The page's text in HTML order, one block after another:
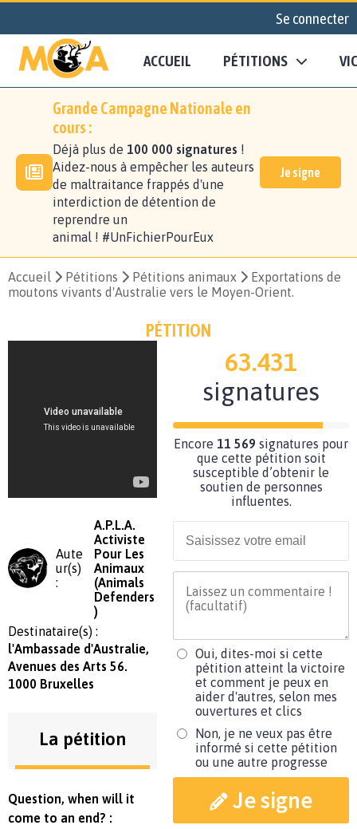
Se connecter
ACCUEIL PÉTITIONS
Grande Campagne Nationale en
cours :
Déjà plus de 100 000 signatures !
Aidez-nous à empêcher les auteurs
de maltraitance frappés d'une
interdiction de détention de
reprendre un
animal ! #UnFichierPourEux
Je signe
Accueil Pétitions Pétitions animaux
Exportations de
moutons vivants d'Australie vers le Moyen-Orient.
PÉTITION
Aute
ur(s)
:
A.P.L.A.
Activiste
Pour Les
Animaux
(Animals
Defenders
)
Destinataire(s) :
l'Ambassade d'Australie,
Avenues des Arts 56.
1000 Bruxelles
La pétition
Question, when will it
come to an end? :
63.431
signatures
Encore 11 569 signatures pour
que cette pétition soit
susceptible d’obtenir le
soutien de personnes
influentes.
Oui, dites-moi si cette
pétition atteint la victoire
et comment je peux en
aider d'autres, selon mes
ouvertures et clics
Non, je ne veux pas être
informé si cette pétition
ou une autre progresse
Je signe